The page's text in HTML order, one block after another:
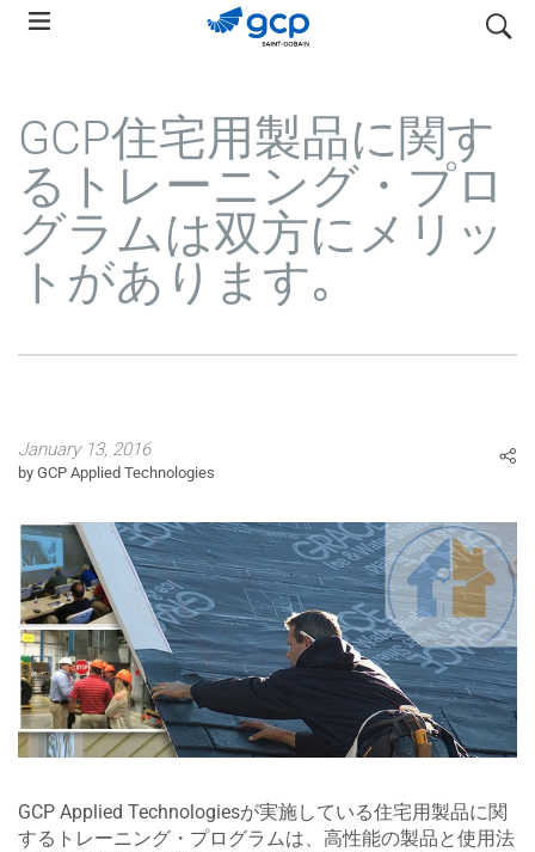
Skip
検索
GCP住宅用製品に関す
るトレーニング・プロ
グラムは双方にメリッ
トがあります｡
January 13, 2016
by GCP Applied Technologies
GCP Applied Technologiesが実施している住宅用製品に関
するトレーニング・プログラムは、高性能の製品と使用法